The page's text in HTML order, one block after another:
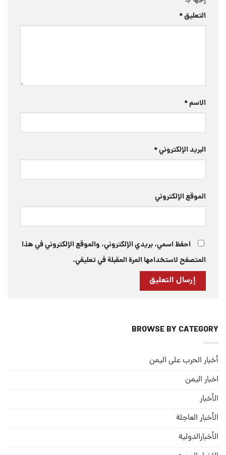
التعليق*
الاسم*
البريد الإلكتروني*
الموقع الإلكتروني
احفظ اسمي، بريدي الإلكتروني، والموقع الإلكتروني في هذا
المتصفح لاستخدامها المرة المقبلة في تعليقي.
BROWSE BY CATEGORY
أخبار الحرب على اليمن
اخبار اليمن
الأخبار
الأخبار العاجلة
الأخبارالدولية